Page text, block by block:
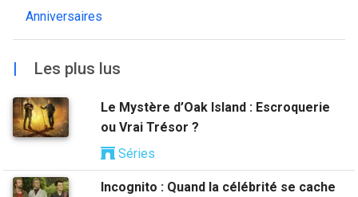
Anniversaires
| Les plus lus
Le Mystère d’Oak Island : Escroquerie
ou Vrai Trésor ?
Séries
Incognito : Quand la célébrité se cache